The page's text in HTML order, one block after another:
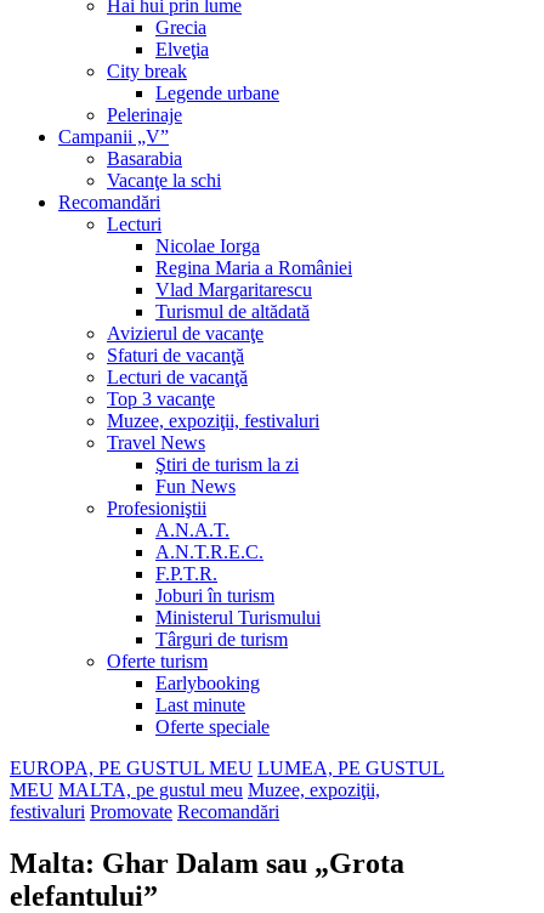
Hai hui prin lume
Grecia
Elveţia
City break
Legende urbane
Pelerinaje
Campanii „V”
Basarabia
Vacanţe la schi
Recomandări
Lecturi
Nicolae Iorga
Regina Maria a României
Vlad Margaritarescu
Turismul de altădată
Avizierul de vacanţe
Sfaturi de vacanţă
Lecturi de vacanţă
Top 3 vacanţe
Muzee, expoziţii, festivaluri
Travel News
Ştiri de turism la zi
Fun News
Profesioniştii
A.N.A.T.
A.N.T.R.E.C.
F.P.T.R.
Joburi în turism
Ministerul Turismului
Târguri de turism
Oferte turism
Earlybooking
Last minute
Oferte speciale
EUROPA, PE GUSTUL MEU LUMEA, PE GUSTUL
MEU MALTA, pe gustul meu Muzee, expoziţii,
festivaluri Promovate Recomandări
Malta: Ghar Dalam sau „Grota
elefantului”